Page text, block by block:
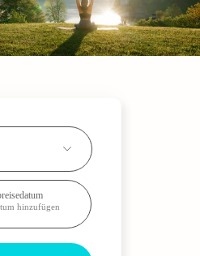
hinzufügen